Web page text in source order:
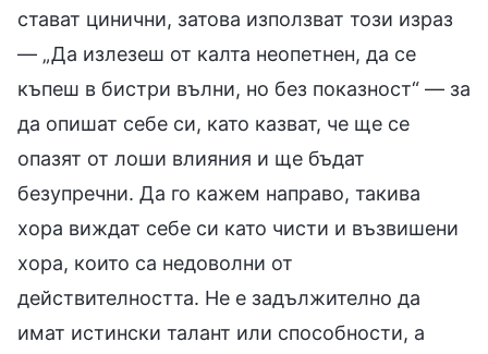
стават цинични, затова използват този израз
— „Да излезеш от калта неопетнен, да се
къпеш в бистри вълни, но без показност“ — за
да опишат себе си, като казват, че ще се
опазят от лоши влияния и ще бъдат
безупречни. Да го кажем направо, такива
хора виждат себе си като чисти и възвишени
хора, които са недоволни от
действителността. Не е задължително да
имат истински талант или способности, а